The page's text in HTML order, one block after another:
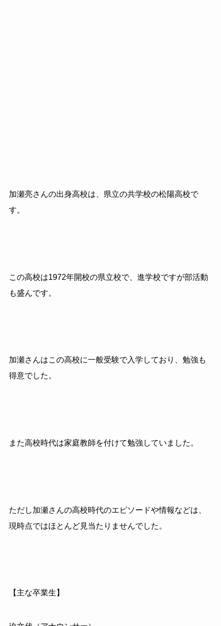
加瀬亮さんの出身高校は、県立の共学校の松陽高校で
す。
この高校は1972年開校の県立校で、進学校ですが部活動
も盛んです。
加瀬さんはこの高校に一般受験で入学しており、勉強も
得意でした。
また高校時代は家庭教師を付けて勉強していました。
ただし加瀬さんの高校時代のエピソードや情報などは、
現時点ではほとんど見当たりませんでした。
【主な卒業生】